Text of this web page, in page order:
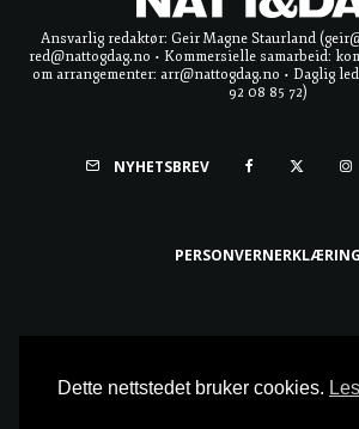
Ansvarlig redaktør: Geir Magne Staurland
red@nattogdag.no • Kommersielle samarbeid:
om arrangementer: arr@nattogdag.no • Daglig
92 08 85 72)
NYHETSBREV
PERSONVERNERKLÆRING
Dette nettstedet bruker cookies.